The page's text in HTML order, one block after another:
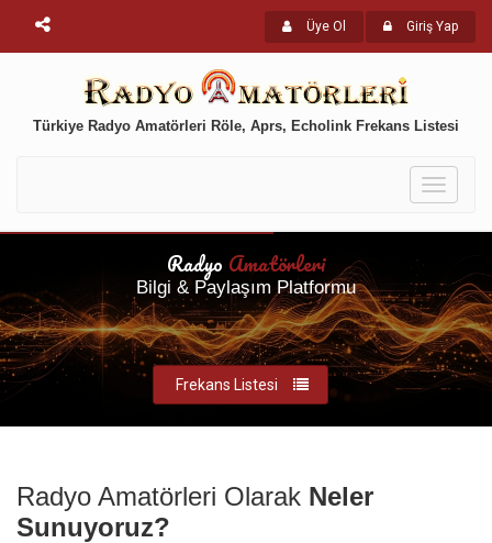
Üye Ol Giriş Yap
Türkiye Radyo Amatörleri Röle, Aprs, Echolink Frekans Listesi
Toggle
Radyo Amatörleri
Bilgi & Paylaşım Platformu
Frekans Listesi
Radyo Amatörleri Olarak Neler
Sunuyoruz?